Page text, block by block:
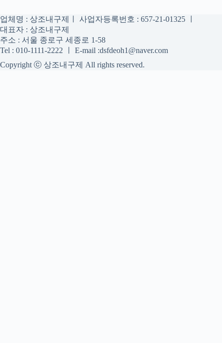
업체명 : 상조내구제ㅣ 사업자등록번호 : 657-21-01325 ㅣ
대표자 : 상조내구제
주소 : 서울 종로구 세종로 1-58
Tel : 010-1111-2222 ㅣ E-mail :dsfdeoh1@naver.com
Copyright ⓒ 상조내구제 All rights reserved.